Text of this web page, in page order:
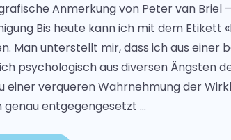
Anmerkung von Peter van Briel
Bis heute kann ich mit dem Etikett
Man unterstellt mir, dass ich aus einer
psychologisch aus diversen Ängsten
einer verqueren Wahrnehmung der
genau entgegengesetzt …